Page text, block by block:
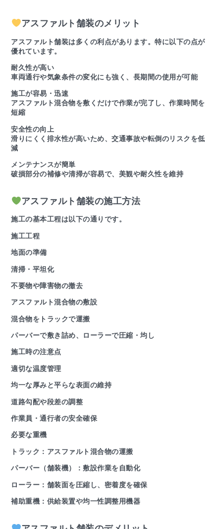
アスファルト舗装のメリット
アスファルト舗装は多くの利点があります。特に以下の点が
優れています。
耐久性が高い
車両通行や気象条件の変化にも強く、長期間の使用が可能
施工が容易・迅速
アスファルト混合物を敷くだけで作業が完了し、作業時間を
短縮
安全性の向上
滑りにくく排水性が高いため、交通事故や転倒のリスクを低
減
メンテナンスが簡単
破損部分の補修や清掃が容易で、美観や耐久性を維持
アスファルト舗装の施工方法
施工の基本工程は以下の通りです。
施工工程
地面の準備
清掃・平坦化
不要物や障害物の撤去
アスファルト混合物の敷設
混合物をトラックで運搬
パーバーで敷き詰め、ローラーで圧縮・均し
施工時の注意点
適切な温度管理
均一な厚みと平らな表面の維持
道路勾配や段差の調整
作業員・通行者の安全確保
必要な重機
トラック：アスファルト混合物の運搬
パーバー（舗装機）：敷設作業を自動化
ローラー：舗装面を圧縮し、密着度を確保
補助重機：供給装置や均一性調整用機器